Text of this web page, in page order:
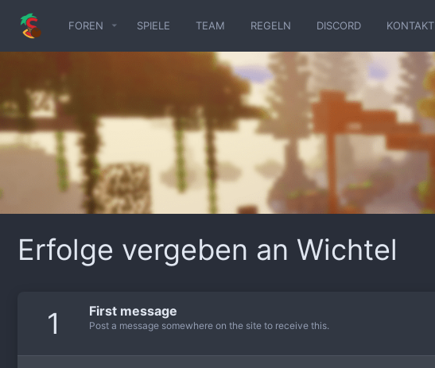
FOREN SPIELE TEAM REGELN DISCORD KONTAKT
Erfolge vergeben an Wichtel
1 First message
Post a message somewhere on the site to receive this.